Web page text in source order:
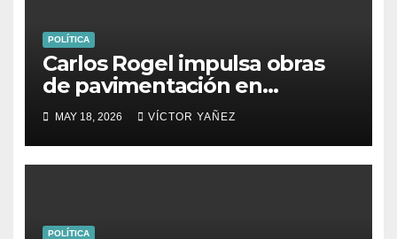
POLÍTICA
Carlos Rogel impulsa obras
de pavimentación en
Yolotepec y Las Golondrinas
MAY 18, 2026 VÍCTOR YAÑEZ
POLÍTICA